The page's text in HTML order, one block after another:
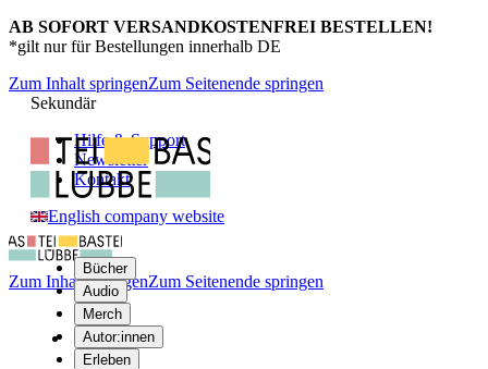
AB SOFORT VERSANDKOSTENFREI BESTELLEN!
*gilt nur für Bestellungen innerhalb DE
Zum Inhalt springenZum Seitenende springen
Sekundär
Hilfe & Support
Newsletter
Kontakt
English company website
Bücher
Audio
Merch
Autor:innen
Erleben
Zum Inhalt springenZum Seitenende springen